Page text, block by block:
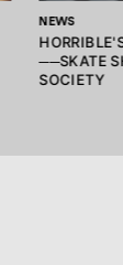
NEWS
──SKATE
SOCIETY